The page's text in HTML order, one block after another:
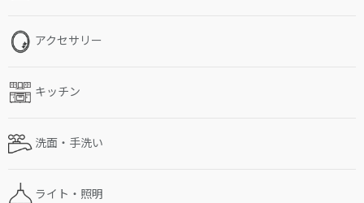
アクセサリー
キッチン
洗面・手洗い
ライト・照明